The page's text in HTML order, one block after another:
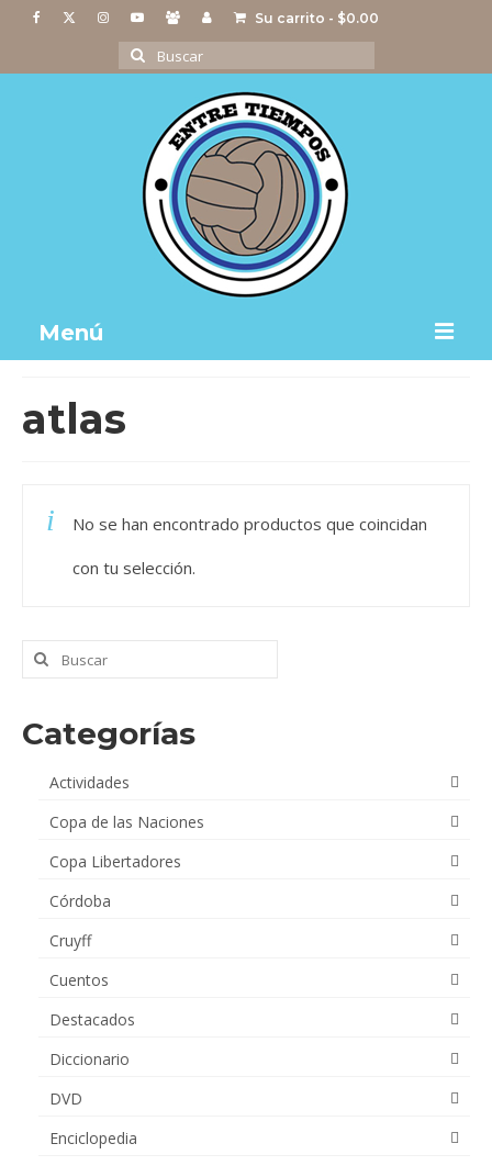
Su carrito - $0.00
Buscar
por:
Menú
Actividades
Videos
Tienda
atlas
No se han encontrado productos que coincidan
con tu selección.
Buscar
por:
Categorías
Actividades
Copa de las Naciones
Copa Libertadores
Córdoba
Cruyff
Cuentos
Destacados
Diccionario
DVD
Enciclopedia